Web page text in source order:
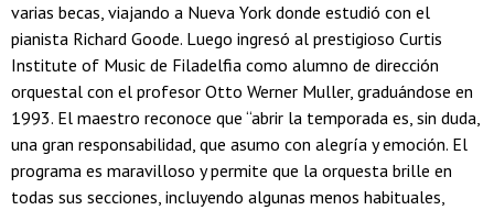
varias becas, viajando a Nueva York donde estudió con el
pianista Richard Goode. Luego ingresó al prestigioso Curtis
Institute of Music de Filadelfia como alumno de dirección
orquestal con el profesor Otto Werner Muller, graduándose en
1993. El maestro reconoce que “abrir la temporada es, sin duda,
una gran responsabilidad, que asumo con alegría y emoción. El
programa es maravilloso y permite que la orquesta brille en
todas sus secciones, incluyendo algunas menos habituales,